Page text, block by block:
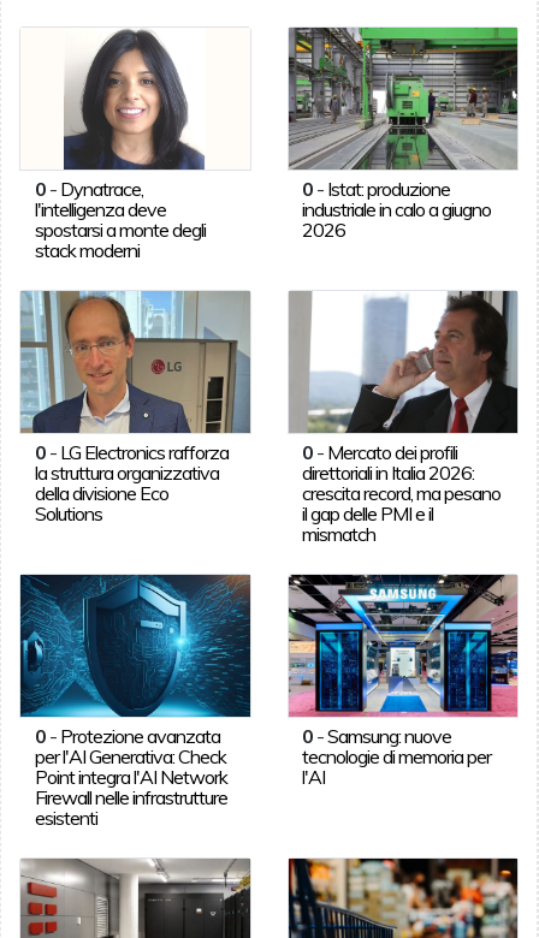
0- Dynatrace,
l'intelligenza deve
spostarsi a monte degli
stack moderni
0 - Istat: produzione
industriale in calo a giugno
2026
0- LG Electronics rafforza
la struttura organizzativa
della divisione Eco
Solutions
0 - Mercato dei profili
direttoriali in Italia 2026:
crescita record, ma pesano
il gap delle PMI e il
mismatch
0- Protezione avanzata
per l'AI Generativa: Check
Point integra l'AI Network
Firewall nelle infrastrutture
esistenti
0 -Samsung: nuove
tecnologie di memoria per
l'AI